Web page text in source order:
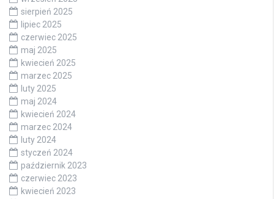
sierpień 2025
lipiec 2025
czerwiec 2025
maj 2025
kwiecień 2025
marzec 2025
luty 2025
maj 2024
kwiecień 2024
marzec 2024
luty 2024
styczeń 2024
październik 2023
czerwiec 2023
kwiecień 2023